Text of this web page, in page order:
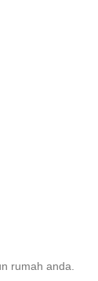
rumah anda.